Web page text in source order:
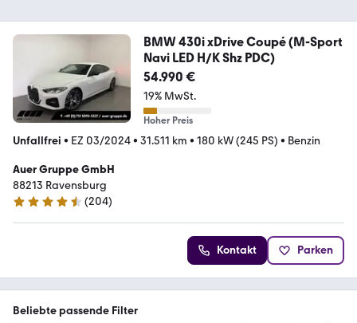
BMW 430i xDrive Coupé (M-Sport
Navi LED H/K Shz PDC)
54.990 €
19% MwSt.
Hoher Preis
Unfallfrei • EZ 03/2024• 31.511 km • 180 kW (245 PS) • Benzin
Auer Gruppe GmbH
88213 Ravensburg
4.7 Sterne
(204)
Kontakt Parken
Beliebte passende Filter